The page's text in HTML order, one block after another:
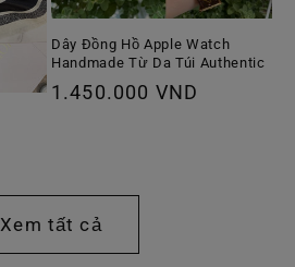
Dây Đồng Hồ Apple Watch
Handmade Từ Da Túi Authentic
Giá
1.450.000 VND
Xem tất cả